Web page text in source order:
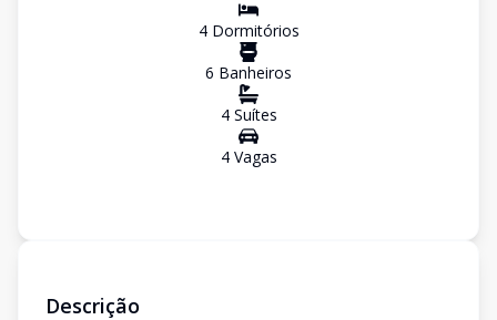
4Dormitórios
6 Banheiros
4Suítes
4Vagas
Descrição